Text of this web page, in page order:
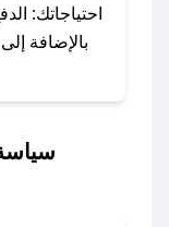
مراسلتنا
احتياجاتك: